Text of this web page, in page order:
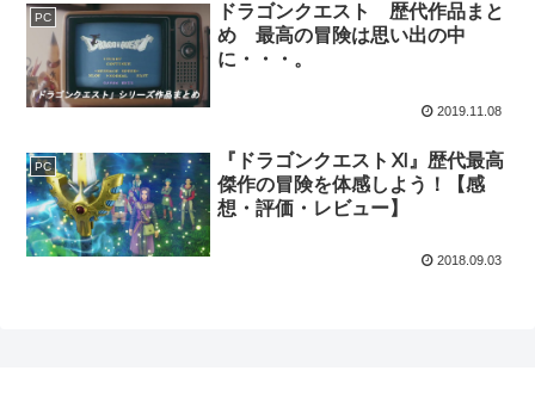
PC
ドラゴンクエスト 歴代作品まと
め 最高の冒険は思い出の中
に・・・。
2019.11.08
PC
『ドラゴンクエストⅪ』歴代最高
傑作の冒険を体感しよう！【感
想・評価・レビュー】
2018.09.03